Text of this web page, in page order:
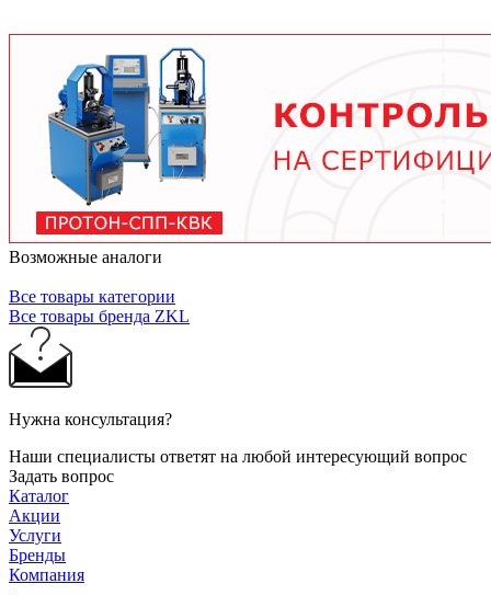
тяжелых условиях до 2 лет при нормальной
эксплуатации. Используйте только
рекомендованные производителем смазочные
материалы.
Возможные аналоги
Все товары категории
Все товары бренда ZKL
Нужна консультация?
Наши специалисты ответят на любой интересующий вопрос
Задать вопрос
Каталог
Акции
Услуги
Бренды
Компания